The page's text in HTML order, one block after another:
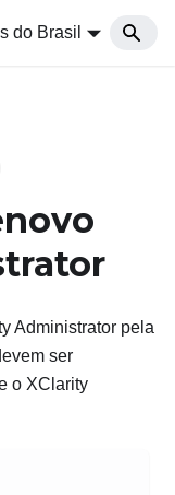
do Brasil
Administrator pela
ser
o XClarity